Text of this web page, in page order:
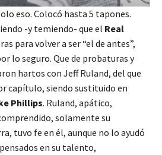
eso. Colocó hasta 5 tapones.
-y temiendo- que el Real
para volver a ser “el de antes”,
lo seguro. Que de probaturas y
hartos con Jeff Ruland, del que
capítulo, siendo sustituido en
Phillips. Ruland, apático,
solamente su
tuvo fe en él, aunque no lo ayudó
en su talento,